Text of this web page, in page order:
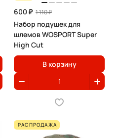
600 ₽ 1 110 ₽
Набор подушек для
шлемов WOSPORT Super
High Cut
В корзину
РАСПРОДАЖА